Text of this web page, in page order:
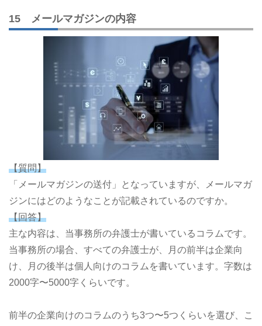
15 メールマガジンの内容
【質問】
「メールマガジンの送付」となっていますが、メールマガ
ジンにはどのようなことが記載されているのですか。
【回答】
主な内容は、当事務所の弁護士が書いているコラムです。
当事務所の場合、すべての弁護士が、月の前半は企業向
け、月の後半は個人向けのコラムを書いています。字数は
2000字〜5000字くらいです。
前半の企業向けのコラムのうち3つ〜5つくらいを選び、こ